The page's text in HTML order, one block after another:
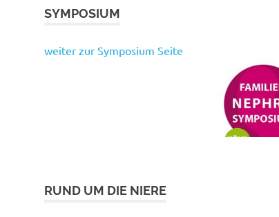
SYMPOSIUM
weiter zur Symposium Seite
RUND UM DIE NIERE